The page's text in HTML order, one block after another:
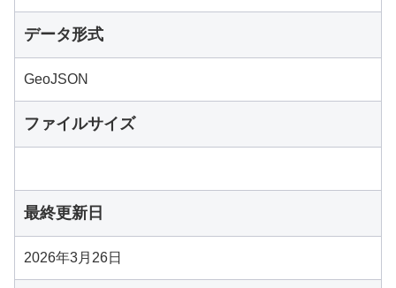
データ形式
GeoJSON
ファイルサイズ
最終更新日
2026年3月26日